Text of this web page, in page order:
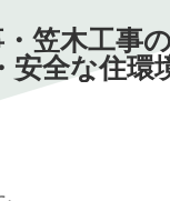
笠木工事
安全な住環